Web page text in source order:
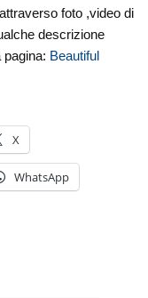
foto ,video di
descrizione
Beautiful
X
WhatsApp